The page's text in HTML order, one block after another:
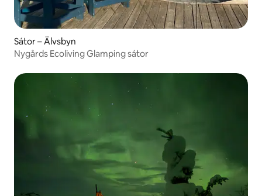
Sátor – Älvsbyn
Nygårds Ecoliving Glamping sátor